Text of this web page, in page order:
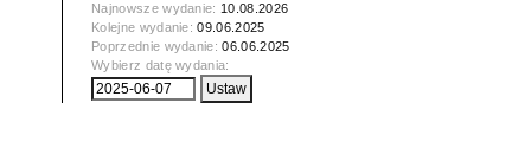
Najnowsze wydanie: 10.08.2026
Kolejne wydanie:09.06.2025
Poprzednie wydanie:06.06.2025
Wybierz datę wydania: